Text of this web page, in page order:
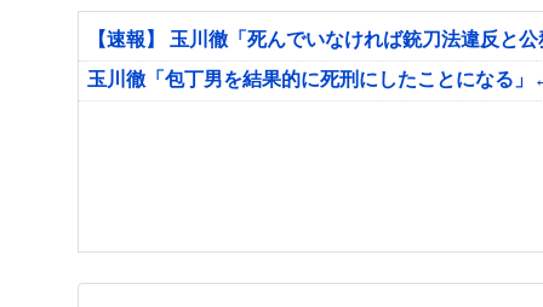
【速報】 玉川徹「死んでいなければ銃刀法違反と
玉川徹「包丁男を結果的に死刑にしたことになる